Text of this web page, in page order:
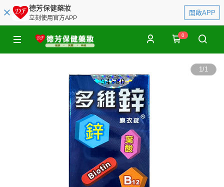
德芳保健藥妝
立刻使用官方APP
開啟APP
0
1/1